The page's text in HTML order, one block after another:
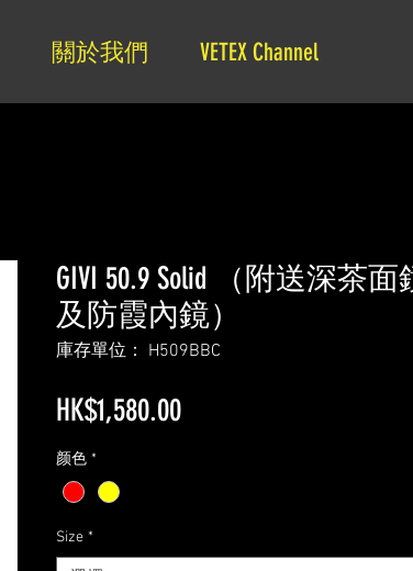
關於我們 VETEX Channel
GIVI 50.9 Solid （附送深茶面
及防霞內鏡）
庫存單位： H509BBC
HK$1,580.00價
颜色 *
Size *